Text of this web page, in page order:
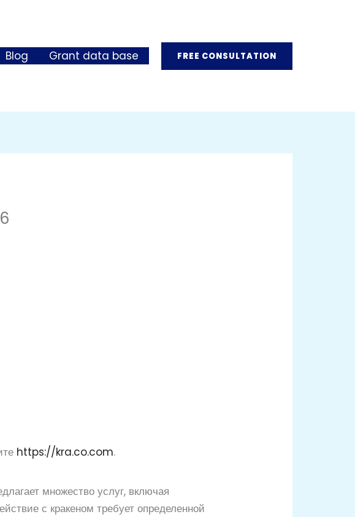
Blog Grant data base FREE CONSULTATION
https://kra.co.com.
множество услуг, включая
с кракеном требует определенной